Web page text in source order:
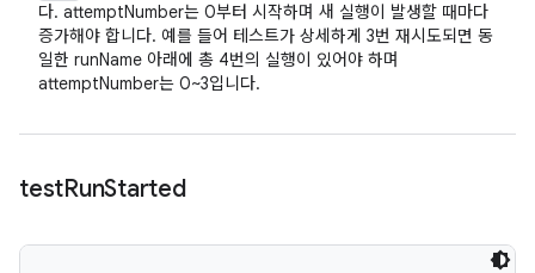
다. attemptNumber는 0부터 시작하며 새 실행이 발생할 때마다
증가해야 합니다. 예를 들어 테스트가 상세하게 3번 재시도되면 동
일한 runName 아래에 총 4번의 실행이 있어야 하며
attemptNumber는 0~3입니다.
testRunStarted